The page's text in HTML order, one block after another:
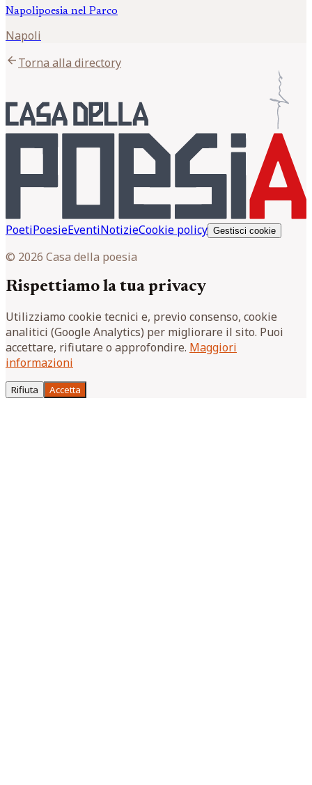
Napolipoesia nel Parco
Napoli
arrow_backTorna alla directory
PoetiPoesieEventiNotizieCookie policy Gestisci cookie
© 2026 Casa della poesia
Rispettiamo la tua privacy
Utilizziamo cookie tecnici e, previo consenso, cookie
analitici (Google Analytics) per migliorare il sito. Puoi
accettare, rifiutare o approfondire. Maggiori
informazioni
Rifiuta Accetta